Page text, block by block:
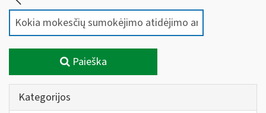
Paieška
Kategorijos